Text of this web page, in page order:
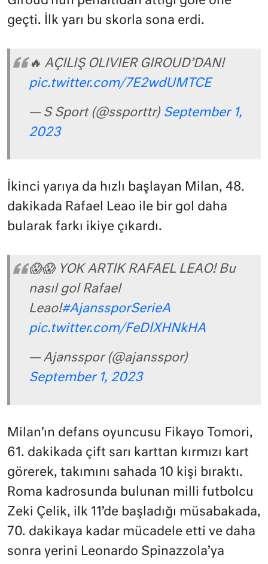
geçti. İlk yarı bu skorla sona erdi.
🔥 AÇILIŞ OLIVIER GIROUD’DAN!
pic.twitter.com/7E2wdUMTCE
— S Sport (@ssporttr) September 1,
2023
İkinci yarıya da hızlı başlayan Milan, 48.
dakikada Rafael Leao ile bir gol daha
bularak farkı ikiye çıkardı.
😱😱 YOK ARTIK RAFAEL LEAO! Bu
nasıl gol Rafael
Leao!#AjanssporSerieA
pic.twitter.com/FeDlXHNkHA
— Ajansspor (@ajansspor)
September 1, 2023
Milan’ın defans oyuncusu Fikayo Tomori,
61. dakikada çift sarı karttan kırmızı kart
görerek, takımını sahada 10 kişi bıraktı.
Roma kadrosunda bulunan milli futbolcu
Zeki Çelik, ilk 11’de başladığı müsabakada,
70. dakikaya kadar mücadele etti ve daha
sonra yerini Leonardo Spinazzola’ya